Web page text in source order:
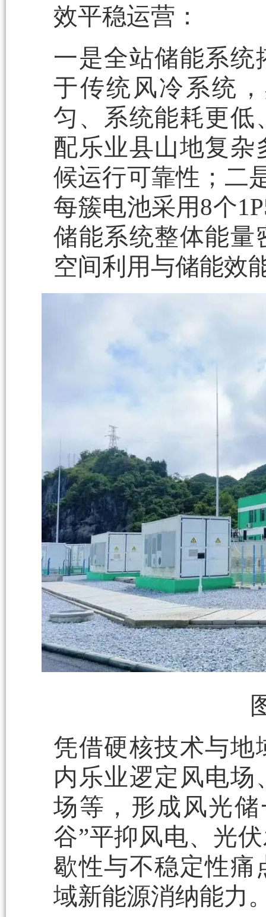
效平稳运营：
一是全站储能系
于传统风冷系统
匀、系统能耗更低
配乐业县山地复杂
候运行可靠性；二
每簇电池采用8个
储能系统整体能量
空间利用与储能效
凭借硬核技术与地
内乐业逻定风电
场等，形成风光
谷”平抑风电、光
歇性与不稳定性痛
域新能源消纳能力